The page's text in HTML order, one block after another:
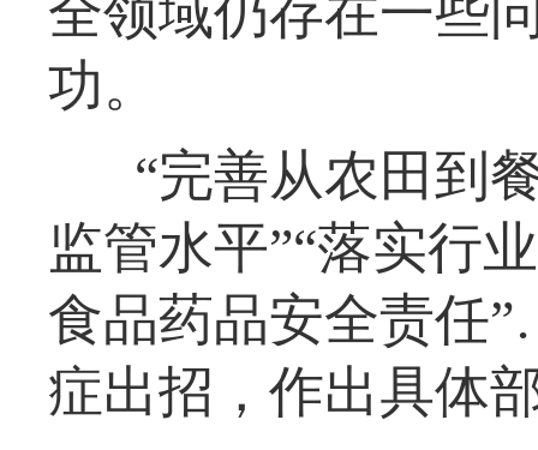
全领域仍存在一些
功。
“完善从农田到
监管水平”“落实行
食品药品安全责任
症出招，作出具体